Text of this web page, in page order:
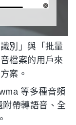
別」與「批量
檔案的用戶來
案。
等多種音頻
帶轉語音、全